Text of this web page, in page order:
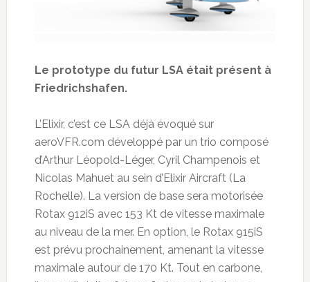
Le prototype du futur LSA était présent à
Friedrichshafen.
L’Elixir, c’est ce LSA déjà évoqué sur
aeroVFR.com développé par un trio composé
d’Arthur Léopold-Léger, Cyril Champenois et
Nicolas Mahuet au sein d’Elixir Aircraft (La
Rochelle). La version de base sera motorisée
Rotax 912iS avec 153 Kt de vitesse maximale
au niveau de la mer. En option, le Rotax 915iS
est prévu prochainement, amenant la vitesse
maximale autour de 170 Kt. Tout en carbone,